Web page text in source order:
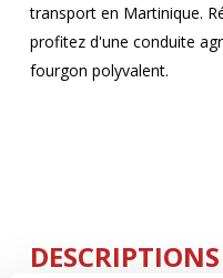
transport en Martinique.
profitez d'une conduite
fourgon polyvalent.
DESCRIPTIONS